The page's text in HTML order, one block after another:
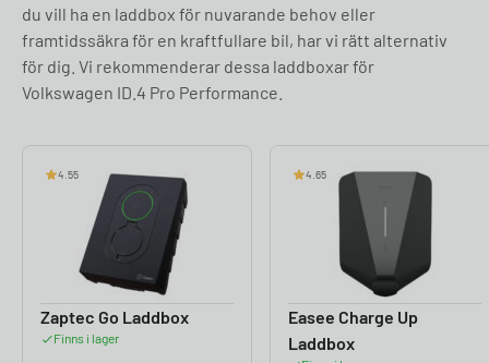
du vill ha en laddbox för nuvarande behov eller
framtidssäkra för en kraftfullare bil, har vi rätt alternativ
för dig. Vi rekommenderar dessa laddboxar för
Volkswagen ID.4 Pro Performance.
4.55
Zaptec Go Laddbox
Finns i lager
4.65
Easee Charge Up
Laddbox